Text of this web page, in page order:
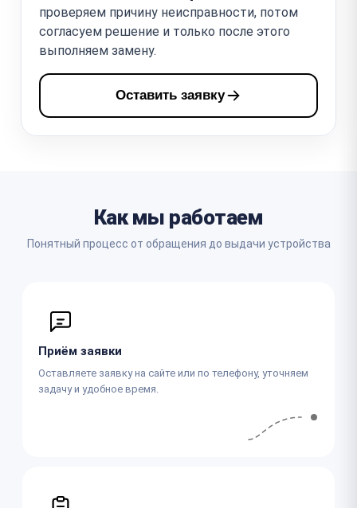
проверяем причину неисправности, потом
согласуем решение и только после этого
выполняем замену.
Оставить заявку
Как мы работаем
Понятный процесс от обращения до выдачи устройства
Приём заявки
Оставляете заявку на сайте или по телефону, уточняем
задачу и удобное время.